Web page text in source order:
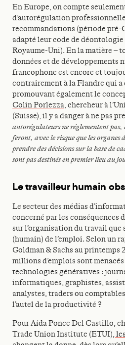
En Europe, on compte
d’autorégulation
recommandations (période pré-
adapté leur code de déontologie
Royaume-Uni). En la matière –
données et de développements
francophone est encore et
contrairement à la Flandre qui a
promouvant également le
Colin Porlezza, chercheur à
(Suisse), il y a danger à ne pas
autorégulateurs ne réglementent pas,
feront, avec le risque que les organes
prendre des décisions sur la base de
sont pas destinés en premier lieu au
Le travailleur humain
Le secteur des médias
concerné par les conséquences
sur l’organisation du travail que
(humain) de l’emploi. Selon un
Goldman & Sachs au printemps
millions d’emplois sont
technologies génératives :
informatiques, graphistes,
analystes, traders ou
l’autel de la productivité ?
Pour Aída Ponce Del Castillo,
Trade Union Institute (ETUI),